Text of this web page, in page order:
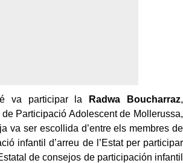
va participar la Radwa Boucharraz,
Participació Adolescent de Mollerussa,
va ser escollida d’entre els membres de
infantil d’arreu de l’Estat per participar
de consejos de participación infantil